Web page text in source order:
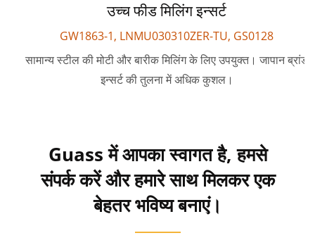
उच्च फीड मिलिंग इन्सर्ट
GW1863-1, LNMU030310ZER-TU, GS0128
सामान्य स्टील की मोटी और बारीक मिलिंग के लिए उपयुक्त। जापान ब्रांड
इन्सर्ट की तुलना में अधिक कुशल।
Guass में आपका स्वागत है, हमसे
संपर्क करें और हमारे साथ मिलकर एक
बेहतर भविष्य बनाएं।